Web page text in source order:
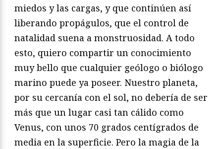
miedos y las cargas, y que continúen así
liberando propágulos, que el control de
natalidad suena a monstruosidad. A todo
esto, quiero compartir un conocimiento
muy bello que cualquier geólogo o biólogo
marino puede ya poseer. Nuestro planeta,
por su cercanía con el sol, no debería de ser
más que un lugar casi tan cálido como
Venus, con unos 70 grados centígrados de
media en la superficie. Pero la magia de la